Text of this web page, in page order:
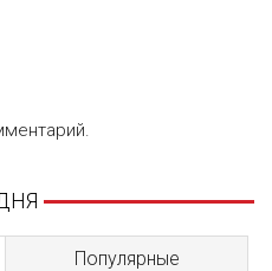
Популярные